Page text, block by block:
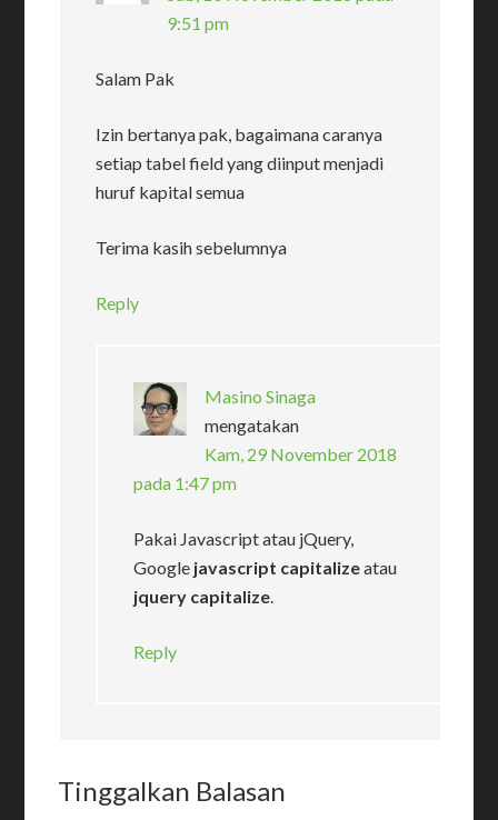
9:51 pm
Salam Pak
Izin bertanya pak, bagaimana caranya
setiap tabel field yang diinput menjadi
huruf kapital semua
Terima kasih sebelumnya
Reply
Masino Sinaga
mengatakan
Kam, 29 November 2018
pada 1:47 pm
Pakai Javascript atau jQuery,
Google javascript capitalizeatau
jquery capitalize.
Reply
Tinggalkan Balasan